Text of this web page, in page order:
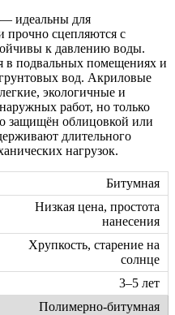
идеальны для
прочно сцепляются с
к давлению воды.
в подвальных помещениях и
вод. Акриловые
экологичные и
работ, но только
защищён облицовкой или
длительного
нагрузок.
Битумная
Низкая цена, простота
нанесения
Хрупкость, старение на
солнце
3–5 лет
Полимерно-битумная